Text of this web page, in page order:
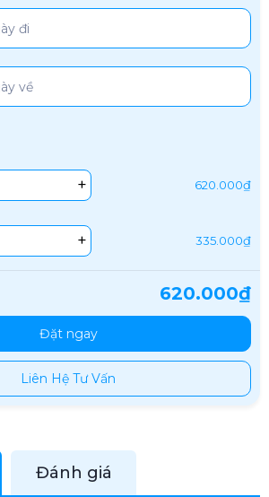
+ 620.000₫
+ 335.000₫
620.000₫
Đặt ngay
Liên Hệ Tư Vấn
Đánh giá